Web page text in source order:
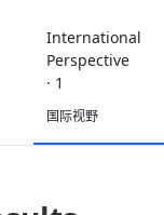
International
Perspective
· 1
国际视野